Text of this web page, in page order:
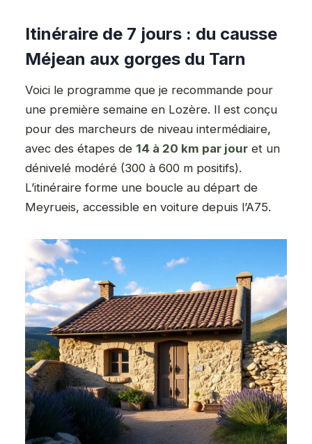
Itinéraire de 7 jours : du causse
Méjean aux gorges du Tarn
Voici le programme que je recommande pour
une première semaine en Lozère. Il est conçu
pour des marcheurs de niveau intermédiaire,
avec des étapes de 14 à 20 km par jour et un
dénivelé modéré (300 à 600 m positifs).
L’itinéraire forme une boucle au départ de
Meyrueis, accessible en voiture depuis l’A75.